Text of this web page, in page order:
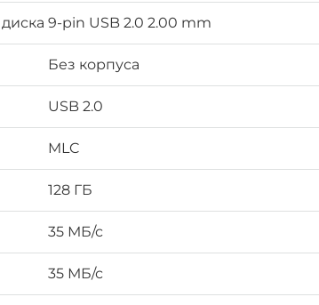
9-pin USB 2.0 2.00 mm
Без корпуса
USB 2.0
MLC
128 ГБ
35 МБ/с
35 МБ/с